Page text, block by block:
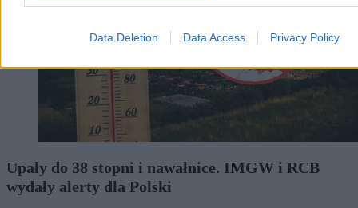
Data Deletion Data Access Privacy Policy
Upały do 38 stopni i nawałnice. IMGW i RCB
wydały alerty dla Polski